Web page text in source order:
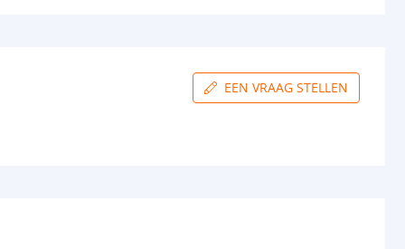
EEN VRAAG STELLEN